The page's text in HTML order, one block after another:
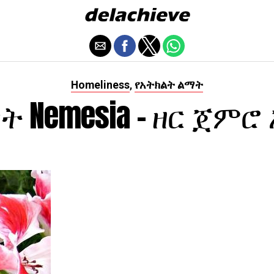
Homeliness, የአትክልት ልማት
Nemesia - ዘር ጀምሮ